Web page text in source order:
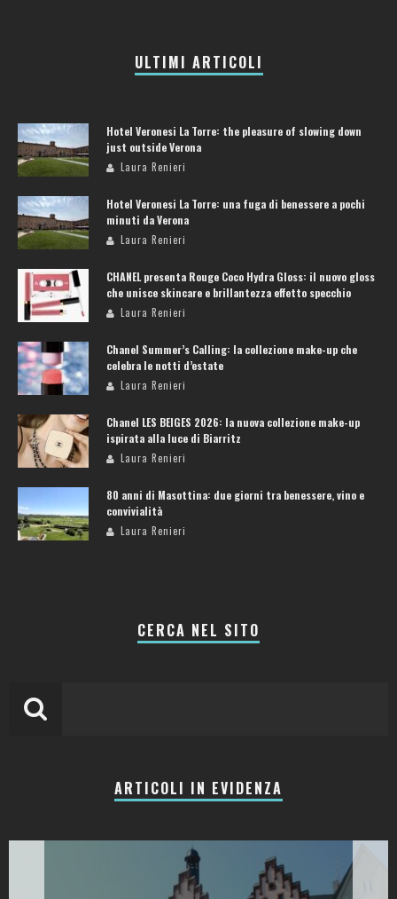
ULTIMI ARTICOLI
Hotel Veronesi La Torre: the pleasure of slowing down
just outside Verona
Laura Renieri
Hotel Veronesi La Torre: una fuga di benessere a pochi
minuti da Verona
Laura Renieri
CHANEL presenta Rouge Coco Hydra Gloss: il nuovo gloss
che unisce skincare e brillantezza effetto specchio
Laura Renieri
Chanel Summer’s Calling: la collezione make-up che
celebra le notti d’estate
Laura Renieri
Chanel LES BEIGES 2026: la nuova collezione make-up
ispirata alla luce di Biarritz
Laura Renieri
80 anni di Masottina: due giorni tra benessere, vino e
convivialità
Laura Renieri
CERCA NEL SITO
ARTICOLI IN EVIDENZA